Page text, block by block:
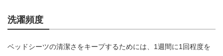
洗濯頻度
ベッドシーツの清潔さをキープするためには、1週間に1回程度を